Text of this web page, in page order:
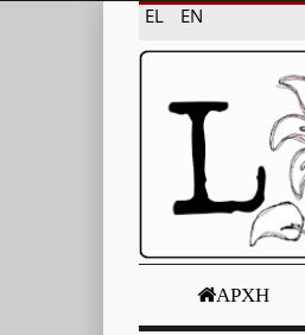
EL EN
ΑΡΧΉ